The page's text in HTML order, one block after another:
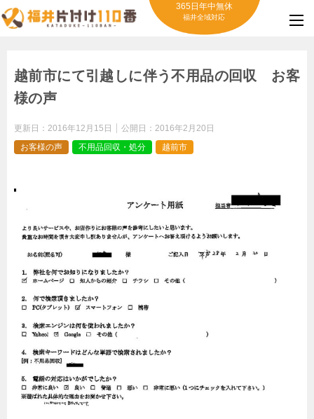
365日年中無休
福井全域対応
越前市にて引越しに伴う不用品の回収 お客
様の声
更新日： 2016年12月15日 公開日： 2016年2月20日
お客様の声
不用品回収・処分 越前市